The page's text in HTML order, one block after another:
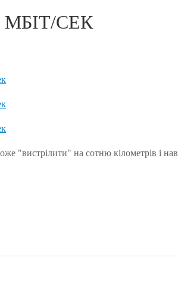
МБІТ/СЕК
"вистрілити" на сотню кілометрів і